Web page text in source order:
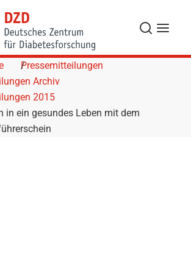
Suche
Pressemitteilungen
Archiv
2015
in ein gesundes Leben mit dem